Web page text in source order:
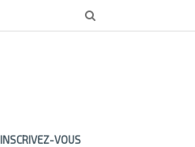
INSCRIVEZ-VOUS